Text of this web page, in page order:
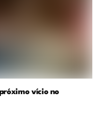
vício no